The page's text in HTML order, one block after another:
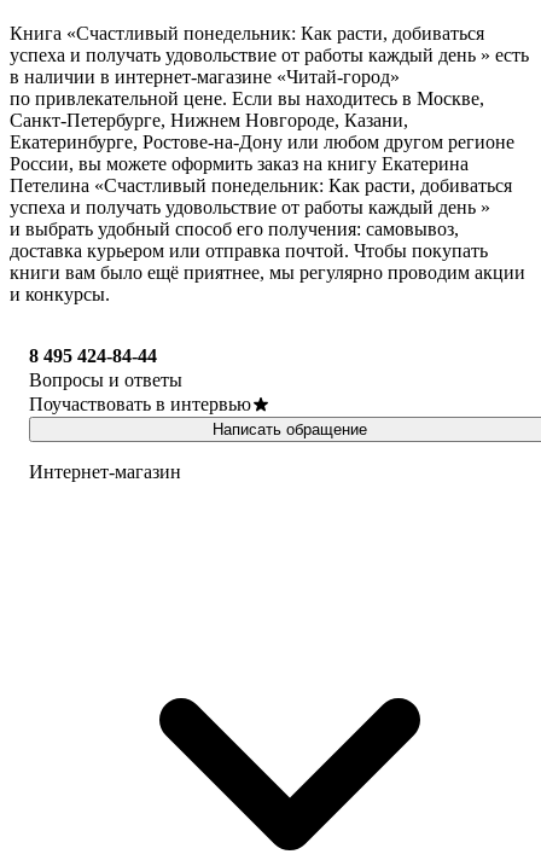
Книга «Счастливый понедельник: Как расти, добиваться
успеха и получать удовольствие от работы каждый день » есть
в наличии в интернет-магазине «Читай-город»
по привлекательной цене. Если вы находитесь в Москве,
Санкт-Петербурге, Нижнем Новгороде, Казани,
Екатеринбурге, Ростове-на-Дону или любом другом регионе
России, вы можете оформить заказ на книгу Екатерина
Петелина «Счастливый понедельник: Как расти, добиваться
успеха и получать удовольствие от работы каждый день »
и выбрать удобный способ его получения: самовывоз,
доставка курьером или отправка почтой. Чтобы покупать
книги вам было ещё приятнее, мы регулярно проводим акции
и конкурсы.
8 495 424-84-44
Вопросы и ответы
Поучаствовать в интервью
Написать обращение
Интернет-магазин